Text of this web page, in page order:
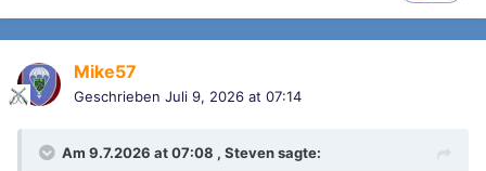
Mike57
Geschrieben Juli 9, 2026 at 07:14
Am 9.7.2026 at 07:08 , Stevensagte: